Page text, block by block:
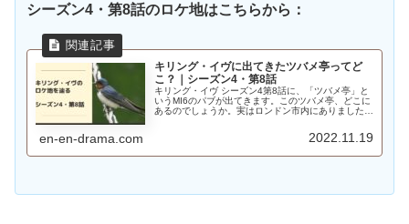
シーズン4・第8話のロケ地はこちらから：
キリング・イヴに出てきたツバメ亭ってど
こ？｜シーズン4・第8話
キリング・イヴ シーズン4第8話に、「ツバメ亭」と
いうMI6のパブが出てきます。このツバメ亭、どこに
あるのでしょうか。実はロンドン市内にありました。
en-en-drama.com 2022.11.19